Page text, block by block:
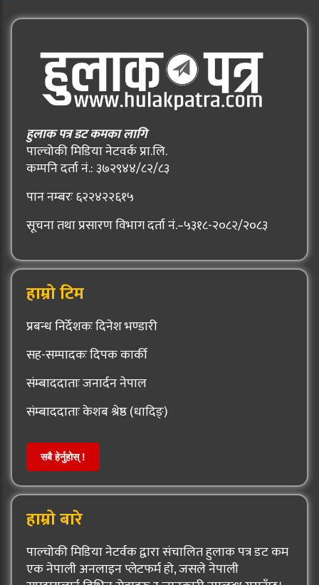
हुलाक पत्र डट कमका लागि
पाल्चोकी मिडिया नेटवर्क प्रा.लि.
कम्पनि दर्ता नं.: ३७२९४४/८२/८३
पान नम्बरः ६२२४२२६१५
सूचना तथा प्रसारण विभाग दर्ता नं.–५३१८-२०८२/२०८३
हाम्रो टिम
प्रबन्ध निर्देशकः दिनेश भण्डारी
सह-सम्पादकः दिपक कार्की
संम्बाददाताः जनार्दन नेपाल
संम्बाददाताः केशब श्रेष्ठ (धादिङ्)
सबै हेर्नुहोस् !
हाम्रो बारे
पाल्चोकी मिडिया नेटर्वक द्वारा संचालित हुलाक पत्र डट कम
एक नेपाली अनलाइन प्लेटफर्म हो, जसले नेपाली